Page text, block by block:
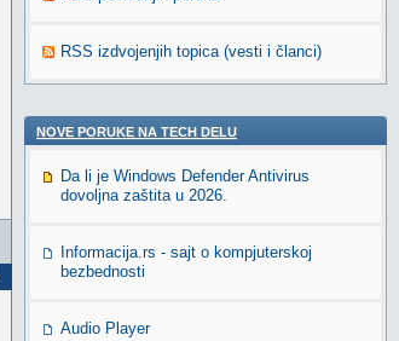
RSS izdvojenjih topica (vesti i članci)
NOVE PORUKE NA TECH DELU
Da li je Windows Defender Antivirus
dovoljna zaštita u 2026.
Informacija.rs - sajt o kompjuterskoj
bezbednosti
Audio Player